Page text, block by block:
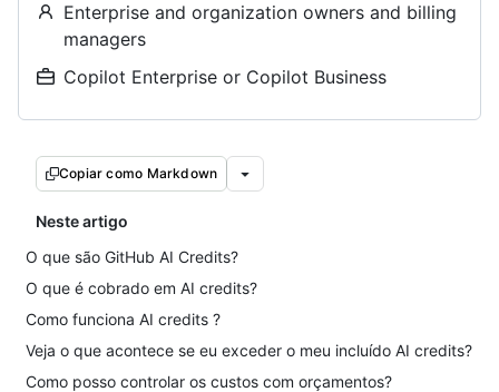
Enterprise and organization owners and billing
managers
Copilot Enterprise or Copilot Business
Copiar como Markdown
Neste artigo
O que são GitHub AI Credits?
O que é cobrado em AI credits?
Como funciona AI credits ?
Veja o que acontece se eu exceder o meu incluído AI credits?
Como posso controlar os custos com orçamentos?